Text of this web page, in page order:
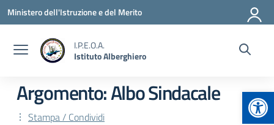
Vai ai contenuti
Vai al menu di navigazione
Vai al footer
Ministero dell'Istruzione e del Merito
I.P.E.O.A.
Istituto Alberghiero
Argomento: Albo Sindacale
Stampa / Condividi